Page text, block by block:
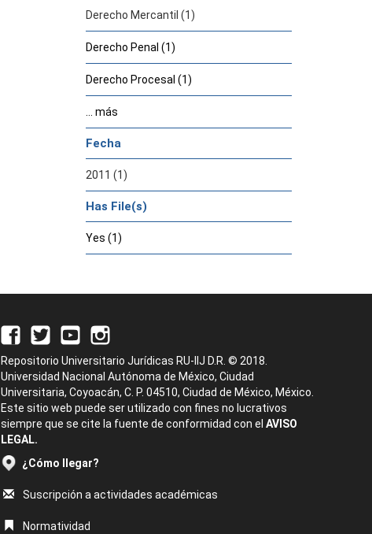
Derecho Mercantil (1)
Derecho Penal (1)
Derecho Procesal (1)
... más
Fecha
2011 (1)
Has File(s)
Yes (1)
Repositorio Universitario Jurídicas RU-IIJ D.R. © 2018.
Universidad Nacional Autónoma de México, Ciudad
Universitaria, Coyoacán, C. P. 04510, Ciudad de México, México.
Este sitio web puede ser utilizado con fines no lucrativos
siempre que se cite la fuente de conformidad con el AVISO
LEGAL.
¿Cómo llegar?
Suscripción a actividades académicas
Normatividad